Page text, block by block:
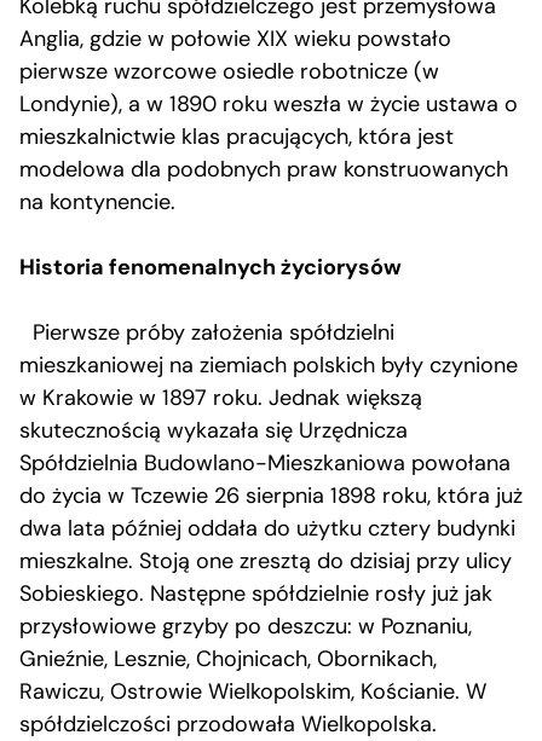
Kolebką ruchu spółdzielczego jest przemysłowa
Anglia, gdzie w połowie XIX wieku powstało
pierwsze wzorcowe osiedle robotnicze (w
Londynie), a w 1890 roku weszła w życie ustawa o
mieszkalnictwie klas pracujących, która jest
modelowa dla podobnych praw konstruowanych
na kontynencie.
Historia fenomenalnych życiorysów
Pierwsze próby założenia spółdzielni
mieszkaniowej na ziemiach polskich były czynione
w Krakowie w 1897 roku. Jednak większą
skutecznością wykazała się Urzędnicza
Spółdzielnia Budowlano-Mieszkaniowa powołana
do życia w Tczewie 26 sierpnia 1898 roku, która już
dwa lata później oddała do użytku cztery budynki
mieszkalne. Stoją one zresztą do dzisiaj przy ulicy
Sobieskiego. Następne spółdzielnie rosły już jak
przysłowiowe grzyby po deszczu: w Poznaniu,
Gnieźnie, Lesznie, Chojnicach, Obornikach,
Rawiczu, Ostrowie Wielkopolskim, Kościanie. W
spółdzielczości przodowała Wielkopolska.